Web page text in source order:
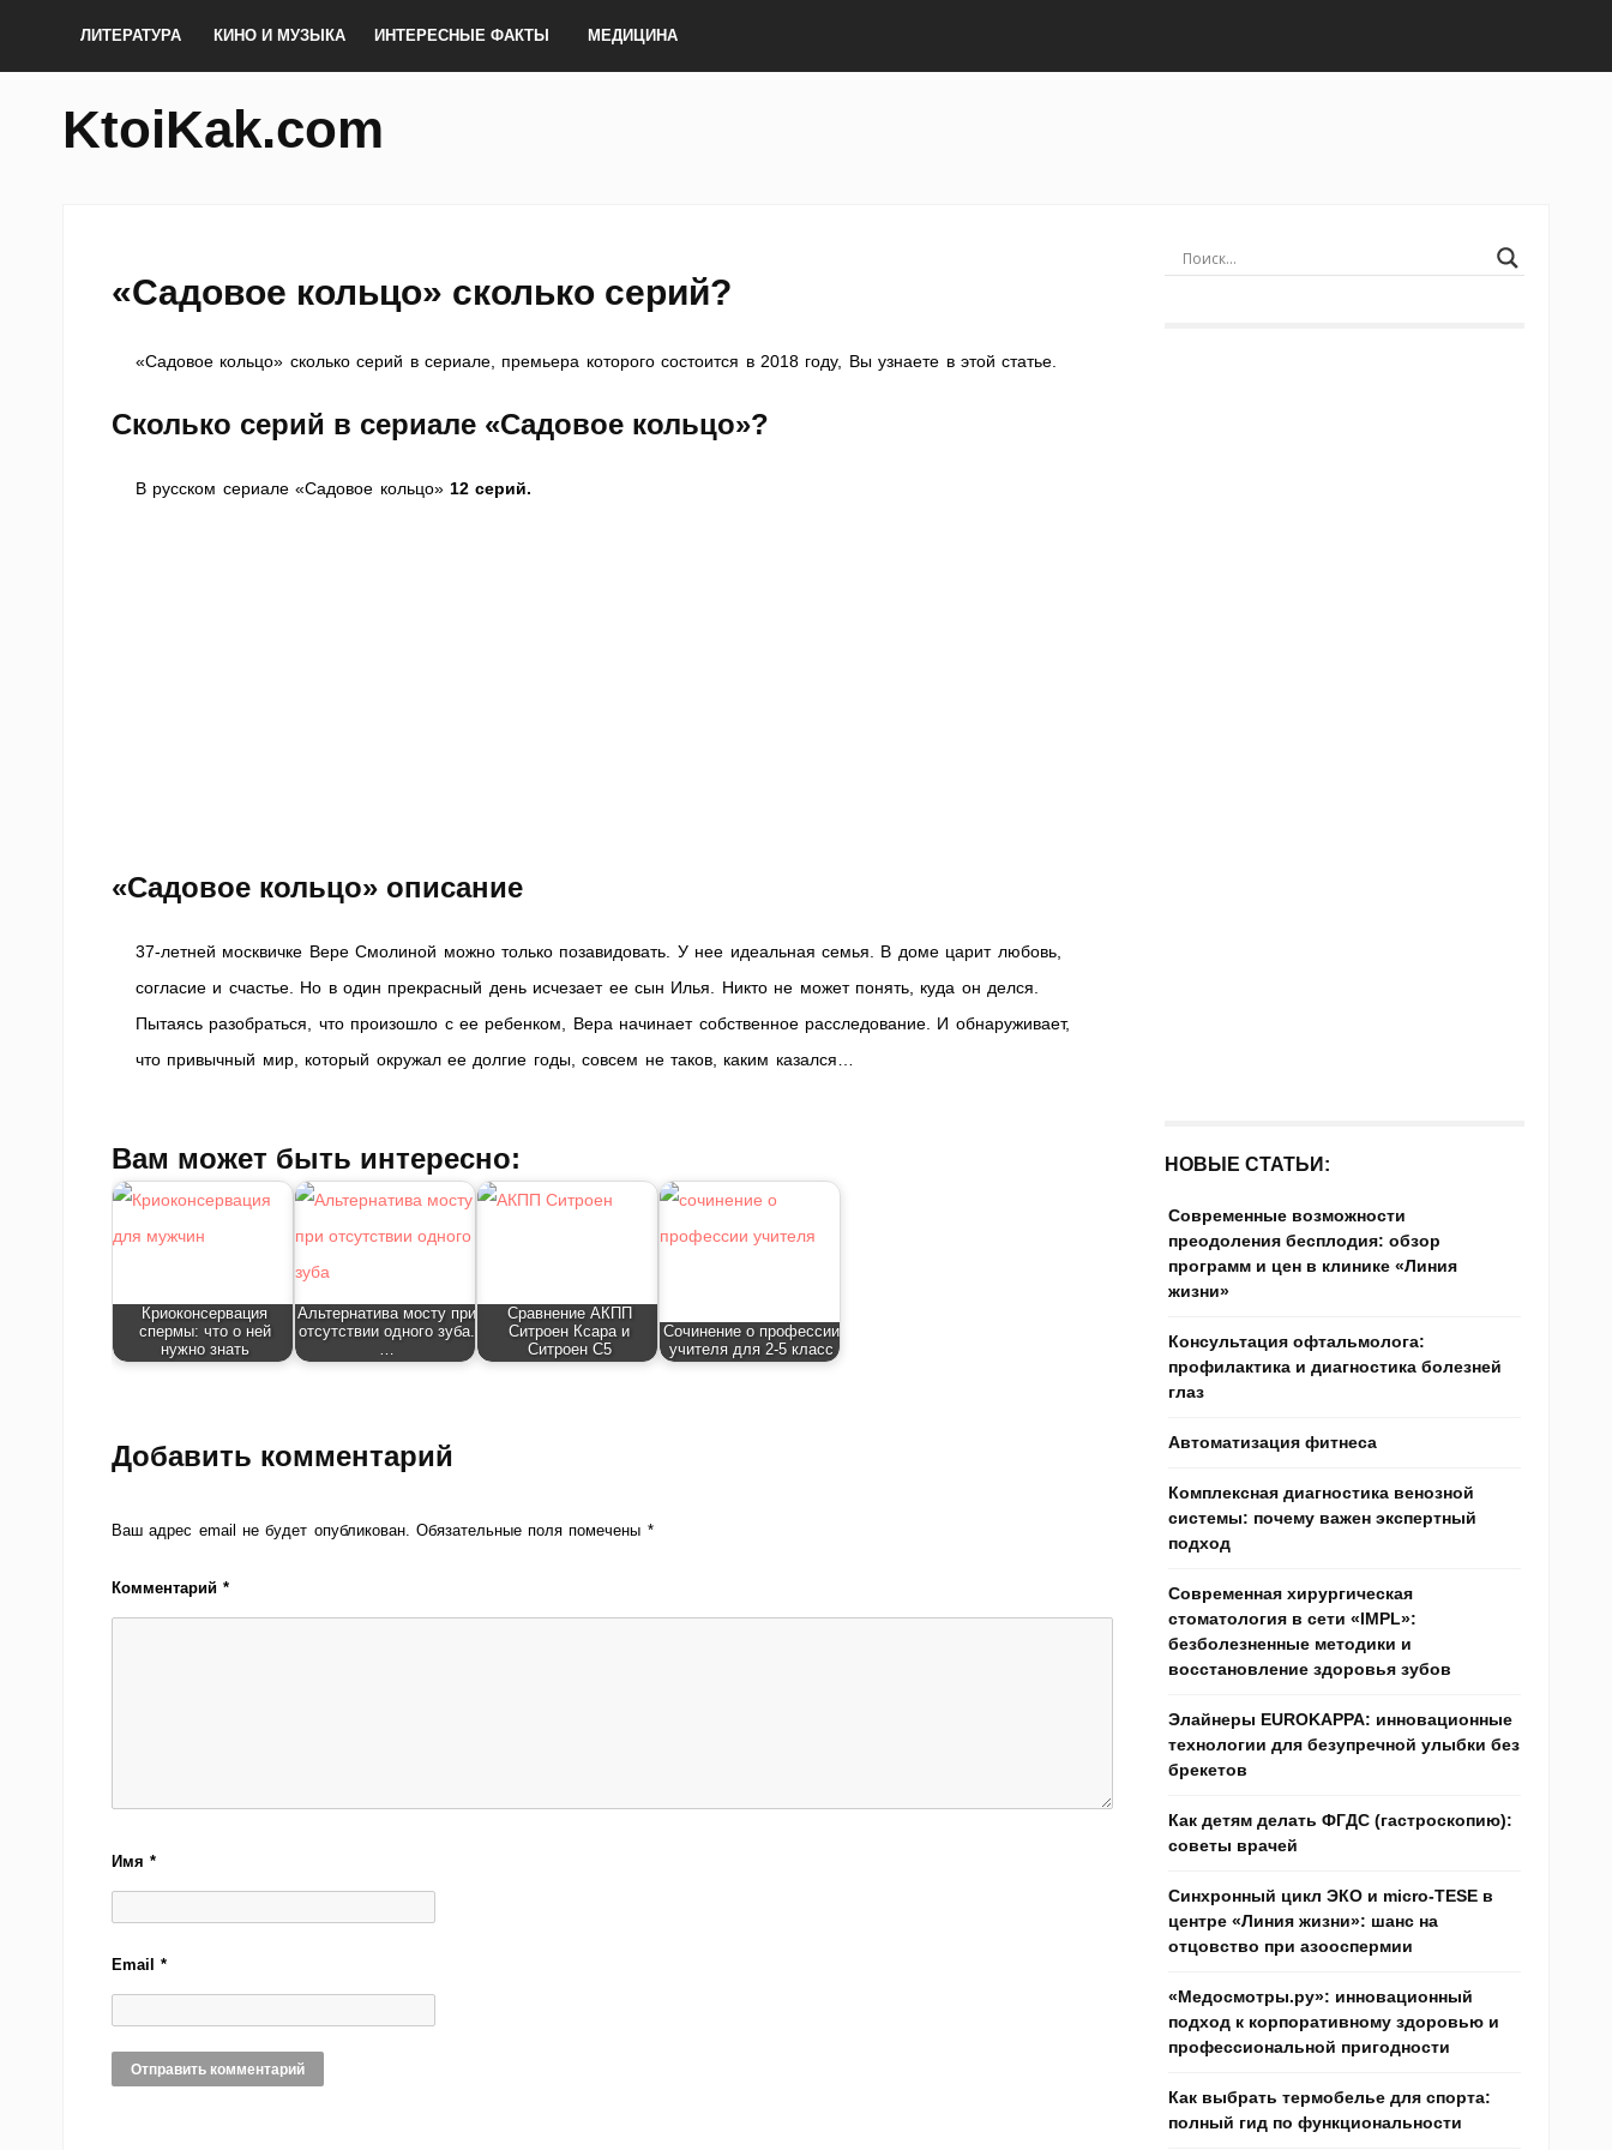
ЛИТЕРАТУРА КИНО И МУЗЫКА ИНТЕРЕСНЫЕ ФАКТЫ МЕДИЦИНА
KtoiKak.com
«Садовое кольцо» сколько серий?
«Садовое кольцо» сколько серий в сериале, премьера которого состоится в 2018 году, Вы узнаете в этой статье.
Сколько серий в сериале «Садовое кольцо»?
В русском сериале «Садовое кольцо»12 серий.
«Садовое кольцо» описание
37-летней москвичке Вере Смолиной можно только позавидовать. У нее идеальная семья. В доме царит любовь,
согласие и счастье. Но в один прекрасный день исчезает ее сын Илья. Никто не может понять, куда он делся.
Пытаясь разобраться, что произошло с ее ребенком, Вера начинает собственное расследование. И обнаруживает,
что привычный мир, который окружал ее долгие годы, совсем не таков, каким казался…
Вам может быть интересно:
Криоконсервация
спермы: что о ней
нужно знать
Альтернатива мосту при
отсутствии одного зуба.
…
Сравнение АКПП
Ситроен Ксара и
Ситроен С5
Сочинение о профессии
учителя для 2-5 класс
Добавить комментарий
Ваш адрес email не будет опубликован. Обязательные поля помечены *
Комментарий*
Имя*
Email*
НОВЫЕ СТАТЬИ:
Современные возможности
преодоления бесплодия: обзор
программ и цен в клинике «Линия
жизни»
Консультация офтальмолога:
профилактика и диагностика болезней
глаз
Автоматизация фитнеса
Комплексная диагностика венозной
системы: почему важен экспертный
подход
Современная хирургическая
стоматология в сети «IMPL»:
безболезненные методики и
восстановление здоровья зубов
Элайнеры EUROKAPPA: инновационные
технологии для безупречной улыбки без
брекетов
Как детям делать ФГДС (гастроскопию):
советы врачей
Синхронный цикл ЭКО и micro-TESE в
центре «Линия жизни»: шанс на
отцовство при азооспермии
«Медосмотры.ру»: инновационный
подход к корпоративному здоровью и
профессиональной пригодности
Как выбрать термобелье для спорта:
полный гид по функциональности